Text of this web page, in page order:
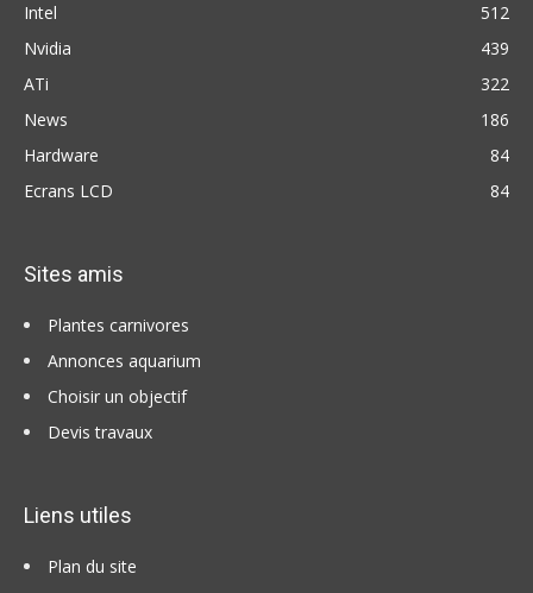
Intel
512
Nvidia
439
ATi
322
News
186
Hardware
84
Ecrans LCD
84
Sites amis
Plantes carnivores
Annonces aquarium
Choisir un objectif
Devis travaux
Liens utiles
Plan du site